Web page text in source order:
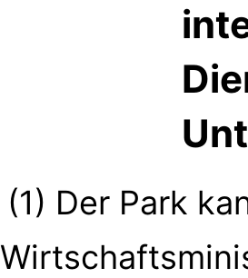
(1) Der Park